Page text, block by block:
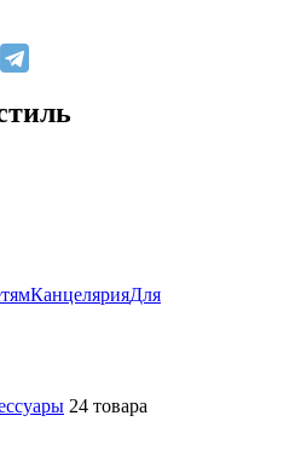
КанцелярияДля
24 товара